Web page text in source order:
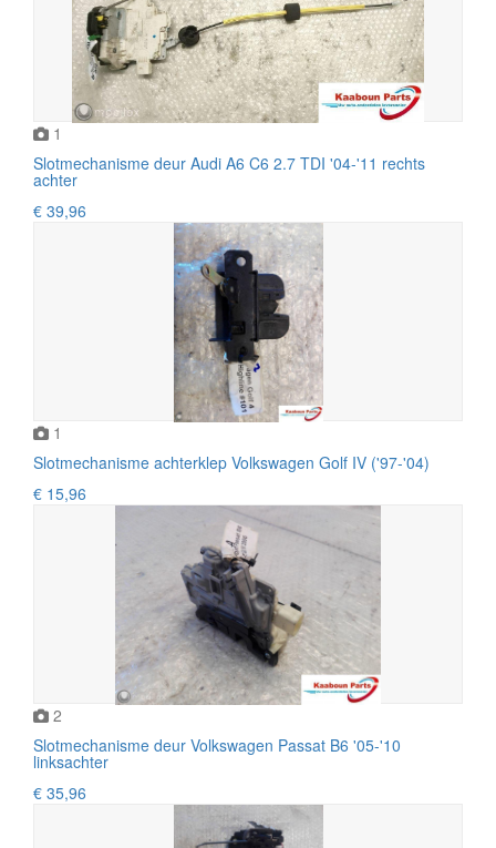
1
Slotmechanisme deur Audi A6 C6 2.7 TDI '04-'11 rechts
achter
€ 39,96
1
Slotmechanisme achterklep Volkswagen Golf IV ('97-'04)
€ 15,96
2
Slotmechanisme deur Volkswagen Passat B6 '05-'10
linksachter
€ 35,96